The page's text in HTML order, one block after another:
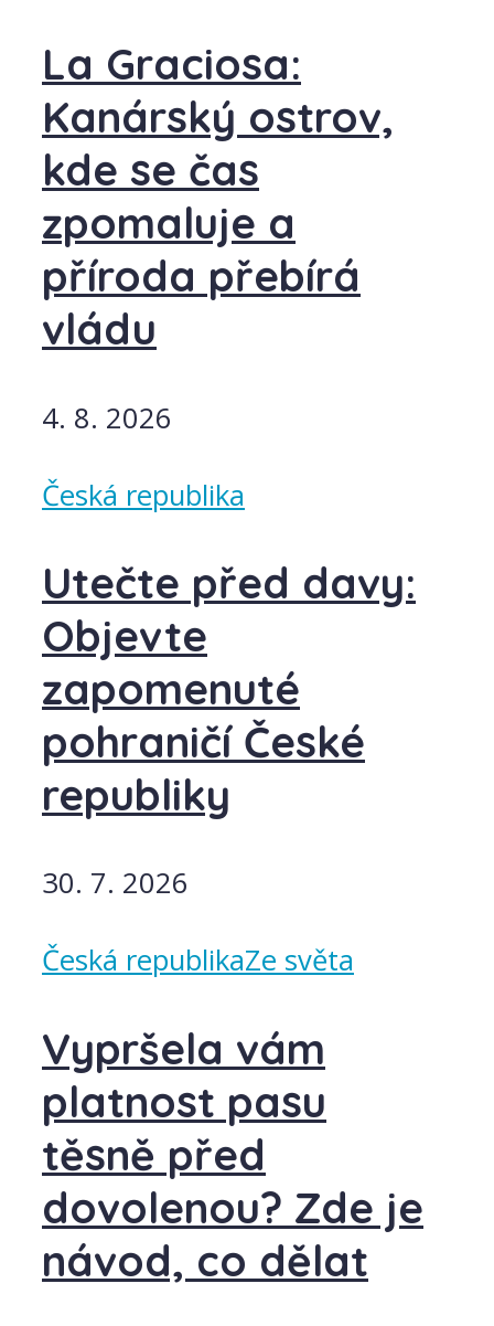
La Graciosa:
Kanárský ostrov,
kde se čas
zpomaluje a
příroda přebírá
vládu
4. 8. 2026
Česká republika
Utečte před davy:
Objevte
zapomenuté
pohraničí České
republiky
30. 7. 2026
Česká republikaZe světa
Vypršela vám
platnost pasu
těsně před
dovolenou? Zde je
návod, co dělat